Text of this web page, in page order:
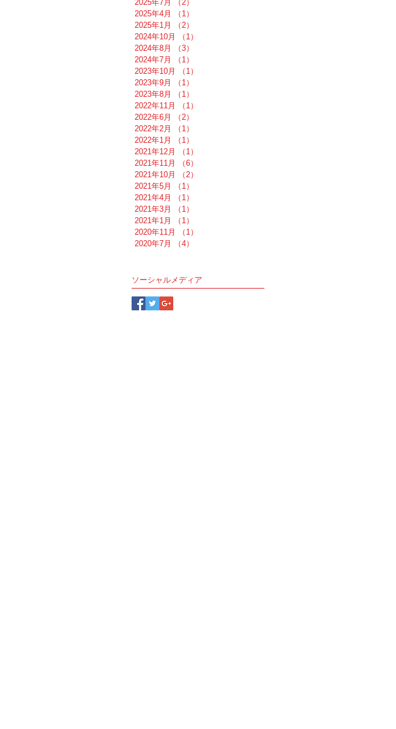
2025年7月
（2）
2025年4月
（1）
2025年1月
（2）
2024年10月
（1）
2024年8月
（3）
2024年7月
（1）
2023年10月
（1）
2023年9月
（1）
2023年8月
（1）
2022年11月
（1）
2022年6月
（2）
2022年2月
（1）
2022年1月
（1）
2021年12月
（1）
2021年11月
（6）
2021年10月
（2）
2021年5月
（1）
2021年4月
（1）
2021年3月
（1）
2021年1月
（1）
2020年11月
（1）
2020年7月
（4）
ソーシャルメディア